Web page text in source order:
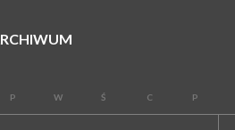
P W Ś C P